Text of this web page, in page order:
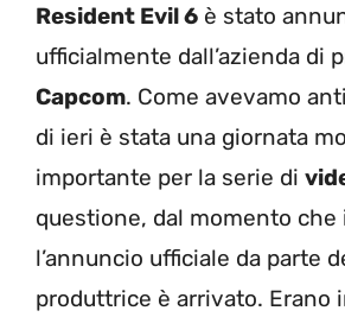
Resident Evil 6 è stato
ufficialmente dall’azienda di
Capcom. Come avevamo
di ieri è stata una giornata
importante per la serie di
questione, dal momento
l’annuncio ufficiale da parte
produttrice è arrivato. Erano